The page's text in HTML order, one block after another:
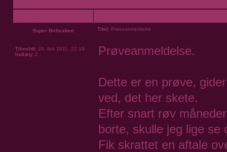
Super Brilleaben Titel: Prøveanmeldelse
Tilmeldt: 24. feb 2011, 22:19
Indlæg: 2 Prøveanmeldelse.
Dette er en prøve,
ved, det her skete.
Efter snart røv
borte, skulle jeg lige se
Fik skrattet en aftale